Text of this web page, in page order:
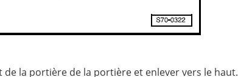
de la portière de la portière et enlever vers le haut.